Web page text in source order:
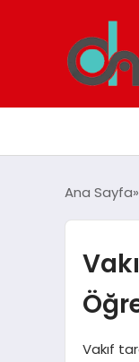
Ana Sayfa
Vakıf